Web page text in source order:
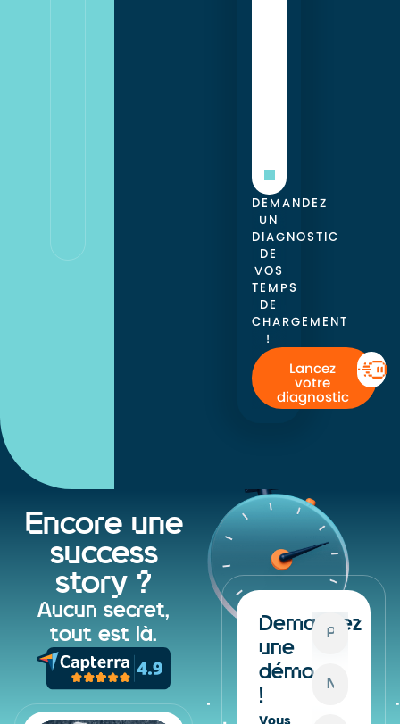
DEMANDEZ
UN
DIAGNOSTIC
DE
VOS
TEMPS
DE
CHARGEMENT
!
Lancez
votre
diagnostic
Encore une
success
story ?
Aucun secret,
tout est là.
Demandez
une
démo
!
Vous